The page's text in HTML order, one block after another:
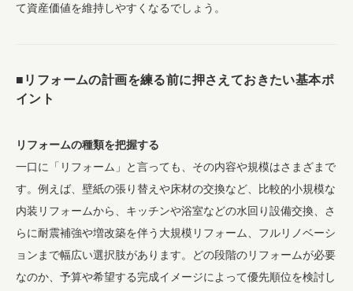
て資産価値を維持しやすくなるでしょう。
■リフォームの計画を練る前に押さえておきたい基本ポ
イント
リフォームの種類を把握する
一口に「リフォーム」と言っても、その内容や規模はさまざまで
す。例えば、壁紙の張り替えや床材の交換など、比較的小規模な
内装リフォームから、キッチンや浴室などの水回り設備交換、さ
らに耐震補強や増改築を伴う大規模リフォーム、フルリノベーシ
ョンまで幅広い選択肢があります。どの段階のリフォームが必要
なのか、予算や希望する完成イメージによって優先順位を検討し